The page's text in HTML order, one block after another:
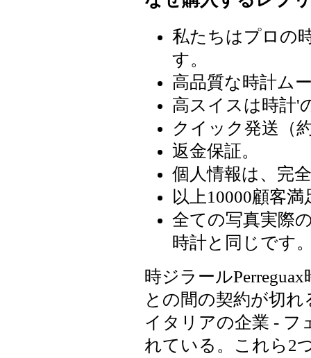
私たちはプロの
す。
高品質な時計ム
高スイスは時計'
クイック発送（
返金保証。
個人情報は、完
以上10000顧客満
全ての写真実際
時計と同じです
時ジラール
との間の契約が切
イタリアの企業 - フ
れている。これら2